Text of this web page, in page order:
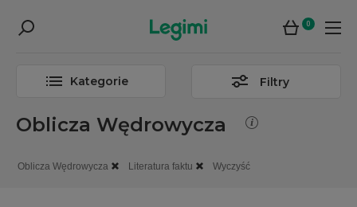
0
Kategorie Filtry
Oblicza Wędrowycza
Oblicza Wędrowycza Literatura faktu Wyczyść